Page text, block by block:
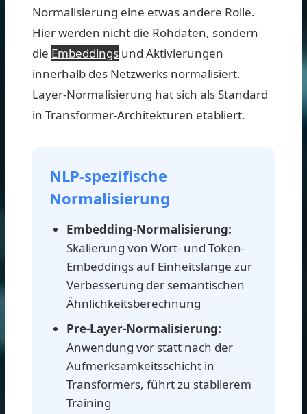
Normalisierung eine etwas andere Rolle.
Hier werden nicht die Rohdaten, sondern
die Embeddings und Aktivierungen
innerhalb des Netzwerks normalisiert.
Layer-Normalisierung hat sich als Standard
in Transformer-Architekturen etabliert.
NLP-spezifische
Normalisierung
Embedding-Normalisierung:
Skalierung von Wort- und Token-
Embeddings auf Einheitslänge zur
Verbesserung der semantischen
Ähnlichkeitsberechnung
Pre-Layer-Normalisierung:
Anwendung vor statt nach der
Aufmerksamkeitsschicht in
Transformers, führt zu stabilerem
Training